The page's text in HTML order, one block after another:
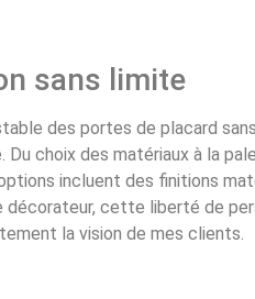
sans limite
des portes de placard
Du choix des matériaux à la
incluent des finitions
décorateur, cette liberté de
la vision de mes clients.